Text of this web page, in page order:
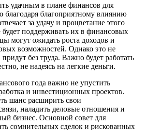
удачным в плане финансов для
благодаря благоприятному влиянию
за удачу и процветание этого
будет поддерживать их в финансовых
могут ожидать роста доходов и
возможностей. Однако это не
придут без труда. Важно будет работать
не надеясь на легкие деньги.
года важно не упустить
и инвестиционных проектов.
шанс расширить свои
наладить деловые отношения и
бизнес. Основной совет для
сомнительных сделок и рискованных